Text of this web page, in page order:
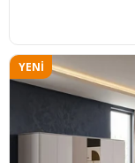
YENI
ÜRÜN